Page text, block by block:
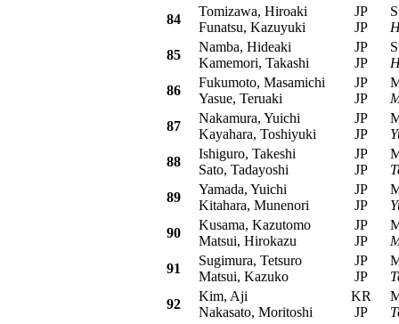
84
Tomizawa, Hiroaki
Funatsu, Kazuyuki
JP
JP
85
Namba, Hideaki
Kamemori, Takashi
JP
JP
86
Fukumoto, Masamichi
Yasue, Teruaki
JP
JP
87
Nakamura, Yuichi
Kayahara, Toshiyuki
JP
JP
88
Ishiguro, Takeshi
Sato, Tadayoshi
JP
JP
89
Yamada, Yuichi
Kitahara, Munenori
JP
JP
90
Kusama, Kazutomo
Matsui, Hirokazu
JP
JP
91
Sugimura, Tetsuro
Matsui, Kazuko
JP
JP
92
Kim, Aji
Nakasato, Moritoshi
KR
JP